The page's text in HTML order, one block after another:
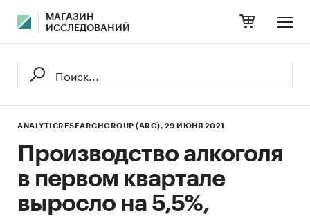
МАГАЗИН
ИССЛЕДОВАНИЙ
ANALYTICRESEARCHGROUP (ARG), 29 ИЮНЯ 2021
Производство алкоголя
в первом квартале
выросло на 5,5%,